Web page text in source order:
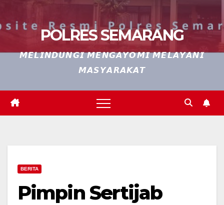
POLRES SEMARANG
𝙈𝙀𝙇𝙄𝙉𝘿𝙐𝙉𝙂𝙄 𝙈𝙀𝙉𝙂𝘼𝙔𝙊𝙈𝙄 𝙈𝙀𝙇𝘼𝙔𝘼𝙉𝙄
𝙈𝘼𝙎𝙔𝘼𝙍𝘼𝙆𝘼𝙏
BERITA
Pimpin Sertijab